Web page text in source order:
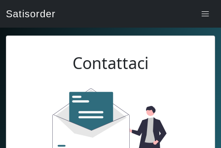
Satisorder
Contattaci